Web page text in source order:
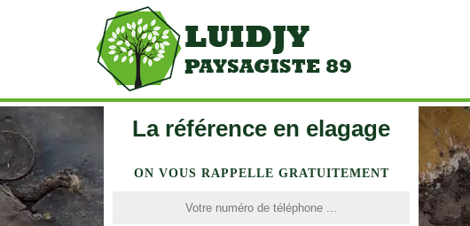
La référence en elagage
ON VOUS RAPPELLE GRATUITEMENT